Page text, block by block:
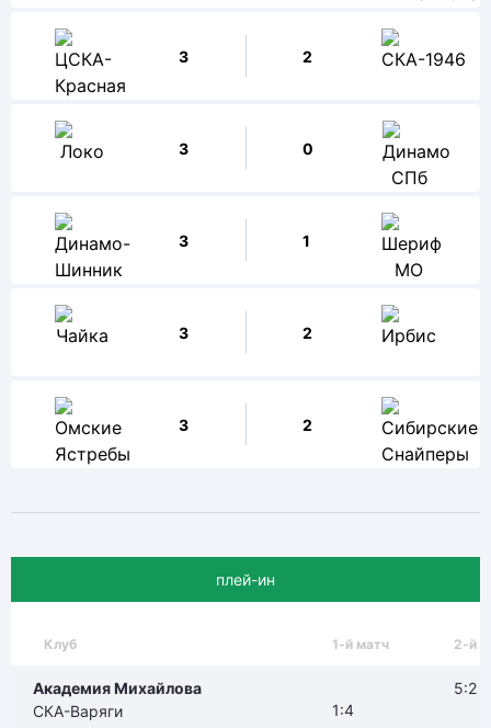
3 2
3 0
3 1
3 2
3 2
плей-ин
Клуб 1-й матч 2-й
Академия Михайлова
СКА-Варяги
1:4
5:2